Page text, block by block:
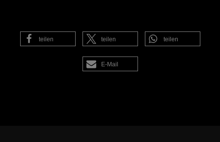
teilen teilen teilen
E-Mail